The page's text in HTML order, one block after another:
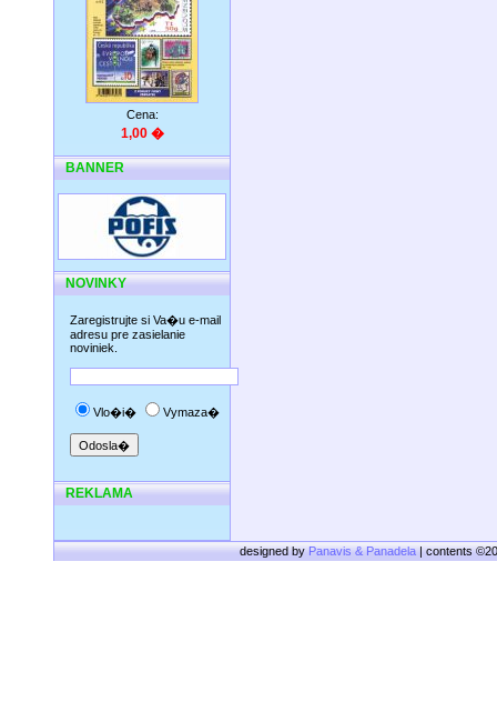
Cena:
1,00 �
BANNER
NOVINKY
Zaregistrujte si Va�u e-mail
adresu pre zasielanie
noviniek.
Vlo�i� Vymaza�
REKLAMA
designed byPanavis & Panadela| contents